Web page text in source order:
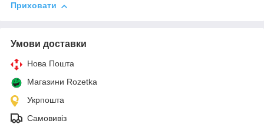
Приховати
Умови доставки
Нова Пошта
Магазини Rozetka
Укрпошта
Самовивіз